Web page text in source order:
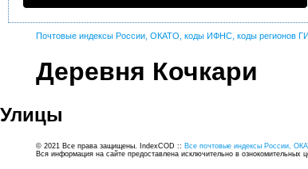
Почтовые индексы России, ОКАТО, коды ИФНС, коды регионов
Деревня Кочкари
Улицы
© 2021 Все права защищены. IndexCOD :: Все почтовые индексы России,
Вся информация на сайте предоставлена исключительно в ознокомительных